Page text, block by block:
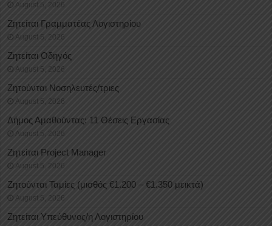
August 5, 2026
Ζητείται Γραμματέας Λογιστηρίου
August 5, 2026
Ζητείται Οδηγός
August 5, 2026
Ζητούνται Νοσηλευτές/τριες
August 5, 2026
Δήμος Αμαθούντας: 11 Θέσεις Εργασίας
August 5, 2026
Ζητείται Project Manager
August 5, 2026
Ζητούνται Ταμίες (μισθός €1.200 – €1.350 μεικτά)
August 5, 2026
Ζητείται Υπεύθυνος/η Λογιστηρίου